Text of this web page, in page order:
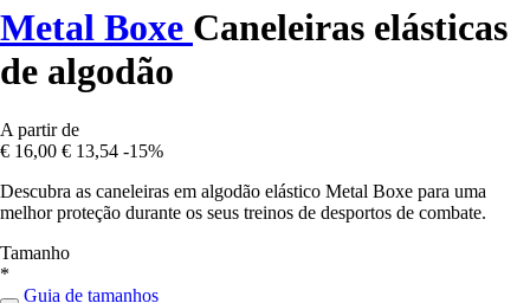
Metal Boxe Caneleiras elásticas
de algodão
A partir de
€ 16,00 € 13,54 -15%
Descubra as caneleiras em algodão elástico Metal Boxe para uma
melhor proteção durante os seus treinos de desportos de combate.
Tamanho
*
Guia de tamanhos